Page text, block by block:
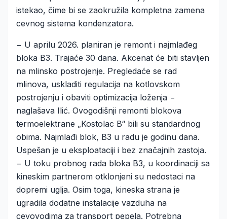
istekao, čime bi se zaokružila kompletna zamena
cevnog sistema kondenzatora.
− U aprilu 2026. planiran je remont i najmlađeg
bloka B3. Trajaće 30 dana. Akcenat će biti stavljen
na mlinsko postrojenje. Pregledaće se rad
mlinova, uskladiti regulacija na kotlovskom
postrojenju i obaviti optimizacija loženja −
naglašava Ilić. Ovogodišnji remonti blokova
termoelektrane „Kostolac B“ bili su standardnog
obima. Najmlađi blok, B3 u radu je godinu dana.
Uspešan je u eksploataciji i bez značajnih zastoja.
− U toku probnog rada bloka B3, u koordinaciji sa
kineskim partnerom otklonjeni su nedostaci na
dopremi uglja. Osim toga, kineska strana je
ugradila dodatne instalacije vazduha na
cevovodima za transport pepela. Potrebna